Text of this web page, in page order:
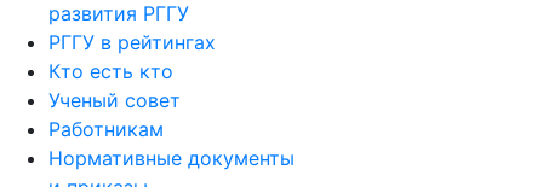
развития РГГУ
РГГУ в рейтингах
Кто есть кто
Ученый совет
Работникам
Нормативные документы